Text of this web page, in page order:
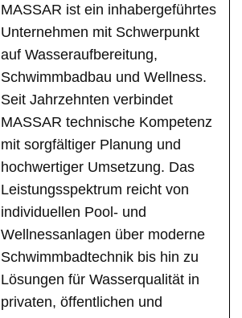
MASSAR ist ein inhabergeführtes
Unternehmen mit Schwerpunkt
auf Wasseraufbereitung,
Schwimmbadbau und Wellness.
Seit Jahrzehnten verbindet
MASSAR technische Kompetenz
mit sorgfältiger Planung und
hochwertiger Umsetzung. Das
Leistungsspektrum reicht von
individuellen Pool- und
Wellnessanlagen über moderne
Schwimmbadtechnik bis hin zu
Lösungen für Wasserqualität in
privaten, öffentlichen und